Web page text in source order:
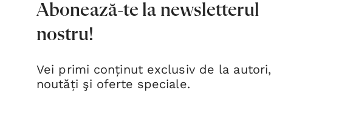
Abonează-te la newsletterul
nostru!
Vei primi conținut exclusiv de la autori,
noutăți şi oferte speciale.